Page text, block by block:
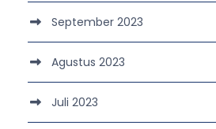
September 2023
Agustus 2023
Juli 2023